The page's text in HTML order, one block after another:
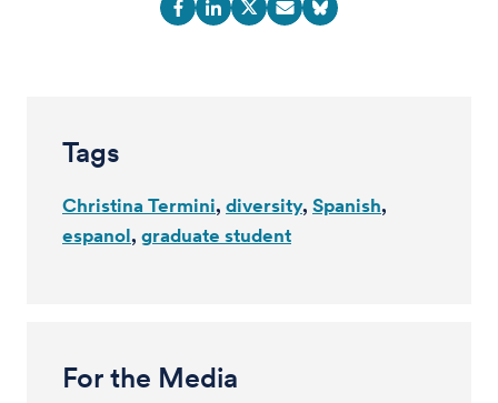
Tags
Christina Termini diversity Spanish
espanol graduate student
For the Media